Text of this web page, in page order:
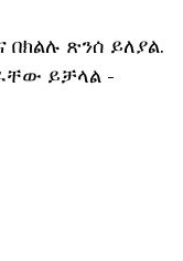
በክልሉ ጽንሰ ይለያል.
ይቻላል -